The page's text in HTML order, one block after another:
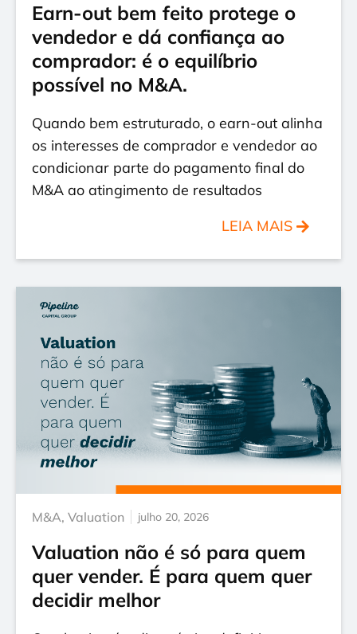
Earn-out bem feito protege o
vendedor e dá confiança ao
comprador: é o equilíbrio
possível no M&A.
Quando bem estruturado, o earn-out alinha
os interesses de comprador e vendedor ao
condicionar parte do pagamento final do
M&A ao atingimento de resultados
LEIA MAIS
M&A, Valuation julho 20, 2026
Valuation não é só para quem
quer vender. É para quem quer
decidir melhor